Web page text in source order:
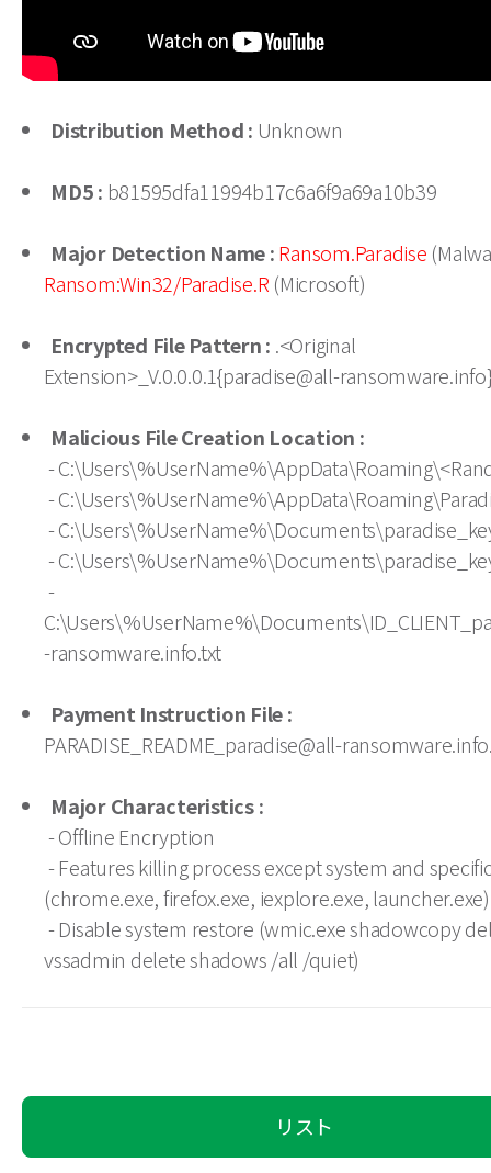
Distribution Method : Unknown
MD5 : b81595dfa11994b17c6a6f9a69a10b39
Major Detection Name :Ransom.Paradise
Ransom:Win32/Paradise.R (Microsoft)
Encrypted File Pattern : .<Original
Extension>_V.0.0.0.1{paradise@all-
Malicious File Creation Location :
-
-
-
-
-
-ransomware.info.txt
Payment Instruction File :
PARADISE_README_paradise@all-
Major Characteristics :
- Offline Encryption
- Features killing process except system and
(chrome.exe, firefox.exe, iexplore.exe, launcher.exe)
- Disable system restore (wmic.exe shadowcopy
vssadmin delete shadows /all /quiet)
リスト